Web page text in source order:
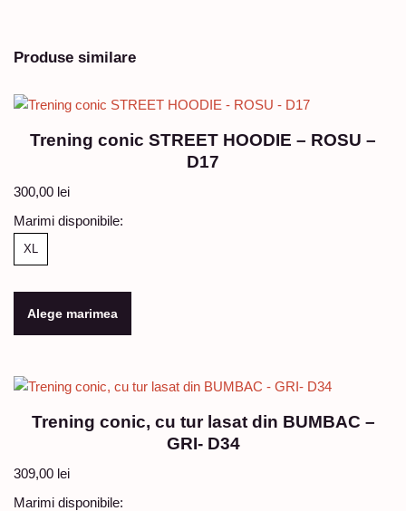
Produse similare
Trening conic STREET HOODIE – ROSU –
D17
300,00 lei
Marimi disponibile:
XL
Alege marimea
Trening conic, cu tur lasat din BUMBAC –
GRI- D34
309,00 lei
Marimi disponibile: